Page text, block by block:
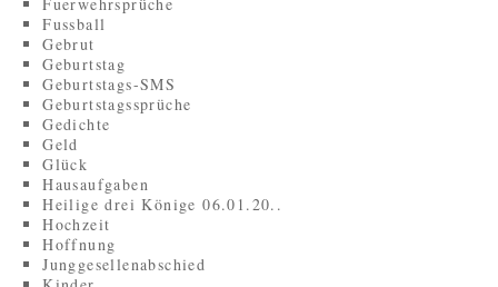
Fussball
Gebrut
Geburtstag
Geburtstags-SMS
Geburtstagssprüche
Gedichte
Geld
Glück
Hausaufgaben
Heilige drei Könige 06.01.20..
Hochzeit
Hoffnung
Junggesellenabschied